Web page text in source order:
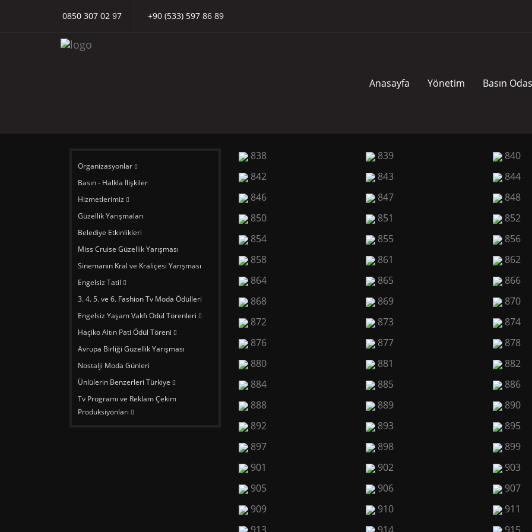
0850 307 02 97 +90 (533) 597 86 89
Anasayfa Yönetim Basın
Organizasyonlar
Basın - Halkla İlişkiler
Hizmetlerimiz
Güzellik Yarışmaları
Belediye Etkinlikleri
Miss Cruise Güzellik Yarışması
Sinemanın Kral ve Kraliçesi Yarışması
Engelsiz Tatil
3. 4. 5. ve 6. Fashion Tv Moda Ödülleri
Engelsiz Yaşam Vakfı Ödül Törenleri
Haçiko Altın Pati Ödül Töreni
Avrupa Birliği Güzellik Yarışması
Nostalji Moda Günleri
Ünlülerin Benzerleri Türkiye
Tv Programı ve Reklam Çekim
Produksiyonları
838 839
840
842
843
844
846
847
848
850
851
852
854
855
856
858
861
862
864
865
866
868
869
870
872
873
874
876
877
878
880
881
882
884
885
886
888
889
890
892
893
895
897
898
899
901
902
903
905
906
907
909
910
911